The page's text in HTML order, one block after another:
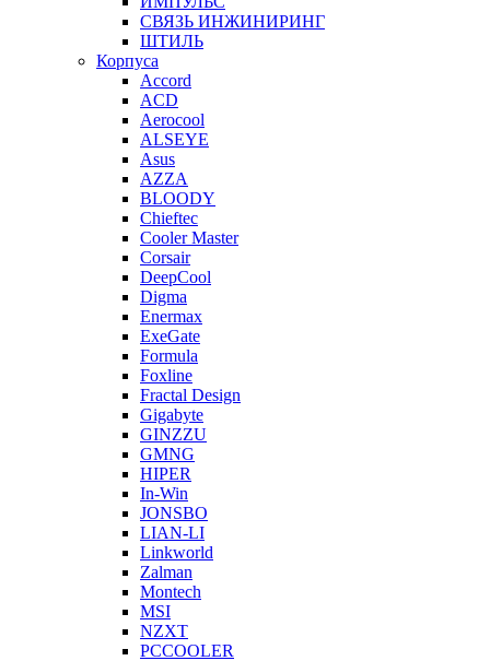
СВЯЗЬ ИНЖИНИРИНГ
ШТИЛЬ
Корпуса
Accord
ACD
Aerocool
ALSEYE
Asus
AZZA
BLOODY
Chieftec
Cooler Master
Corsair
DeepCool
Digma
Enermax
ExeGate
Formula
Foxline
Fractal Design
Gigabyte
GINZZU
GMNG
HIPER
In-Win
JONSBO
LIAN-LI
Linkworld
Zalman
Montech
MSI
NZXT
PCCOOLER